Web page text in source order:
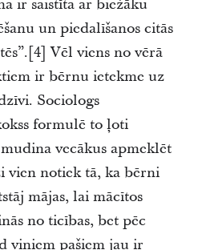
ir saistīta ar biežāku
un piedalīšanos citās
Vēl viens no vērā
ir bērnu ietekme uz
Sociologs
formulē to ļoti
vecākus apmeklēt
vien notiek tā, ka bērni
mājas, lai mācītos
no ticības, bet pēc
viņiem pašiem jau ir